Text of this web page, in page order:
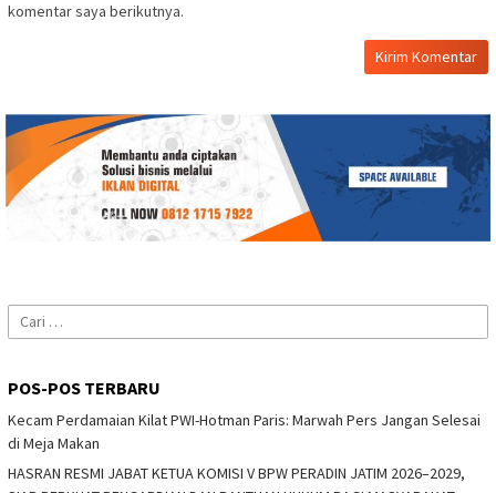
komentar saya berikutnya.
Cari
untuk:
POS-POS TERBARU
Kecam Perdamaian Kilat PWI-Hotman Paris: Marwah Pers Jangan Selesai
di Meja Makan
HASRAN RESMI JABAT KETUA KOMISI V BPW PERADIN JATIM 2026–2029,